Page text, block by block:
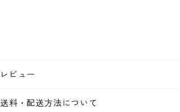
レビュー
送料・配送方法について